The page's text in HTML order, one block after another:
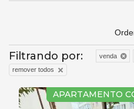
Filtrando por: venda
remover todos
APARTAMENTO